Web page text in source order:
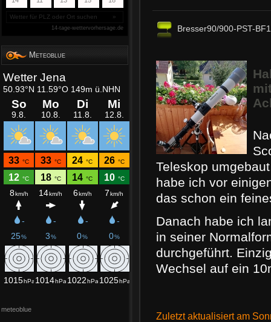
Meteoblue
meteoblue
Bresser90/900-PST-
Teleskop
habe ich vor
das schon ein
Danach habe ich
in seiner
durchgeführt.
Wechsel auf ein
Zuletzt aktualisiert am